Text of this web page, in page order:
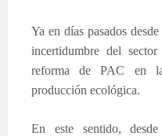
Ya en días pasados
incertidumbre del
reforma de PAC en
producción ecológica.
En este sentido,